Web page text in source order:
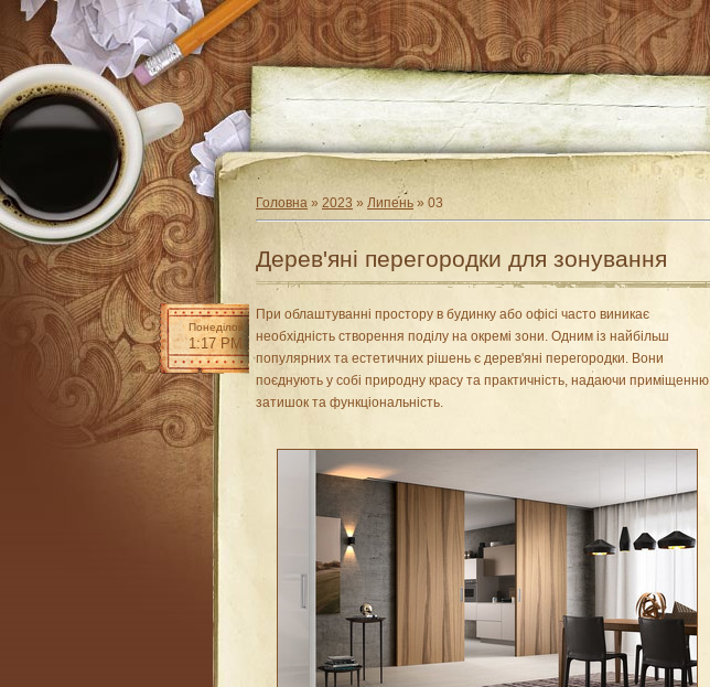
Головна » 2023 » Липень » 03
Дерев'яні перегородки для зонування
Понеділок
1:17 PM
При облаштуванні простору в будинку або офісі часто виникає
необхідність створення поділу на окремі зони. Одним із найбільш
популярних та естетичних рішень є дерев'яні перегородки. Вони
поєднують у собі природну красу та практичність, надаючи приміщенню
затишок та функціональність.